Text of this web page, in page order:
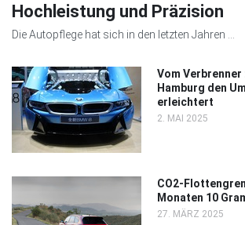
Hochleistung und Präzision
Die Autopflege hat sich in den letzten Jahren ...
Vom
Hamburg den
erleichtert
2. MAI 2025
CO2-
Monaten 10
27. MÄRZ 2025